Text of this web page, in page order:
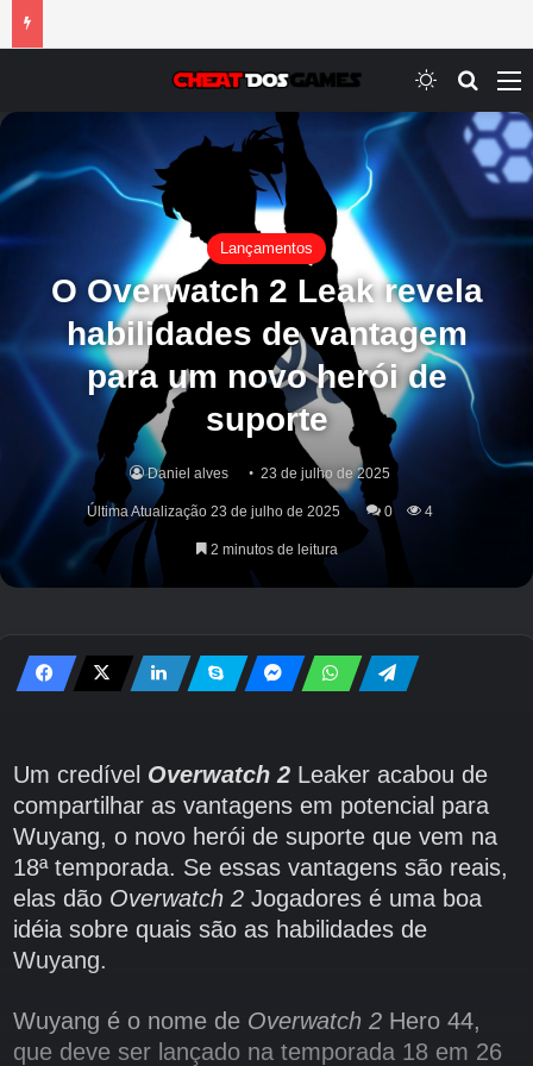
Switch skin
Lançamentos
O Overwatch 2 Leak revela
habilidades de vantagem
para um novo herói de
suporte
Daniel alves 23 de julho de 2025
Última Atualização 23 de julho de 2025 0 4
2 minutos de leitura
Um credível Overwatch 2Leaker acabou de
compartilhar as vantagens em potencial para
Wuyang, o novo herói de suporte que vem na
18ª temporada. Se essas vantagens são reais,
elas dão Overwatch 2Jogadores é uma boa
idéia sobre quais são as habilidades de
Wuyang.
Wuyang é o nome de Overwatch 2Hero 44,
que deve ser lançado na temporada 18 em 26